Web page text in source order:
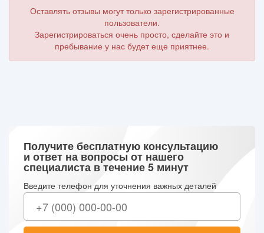
Оставлять отзывы могут только зарегистрированные
пользователи.
Зарегистрироваться очень просто, сделайте это и
пребывание у нас будет еще приятнее.
Получите бесплатную консультацию
и ответ на вопросы от нашего
специалиста в течение 5 минут
Введите телефон для уточнения важных деталей